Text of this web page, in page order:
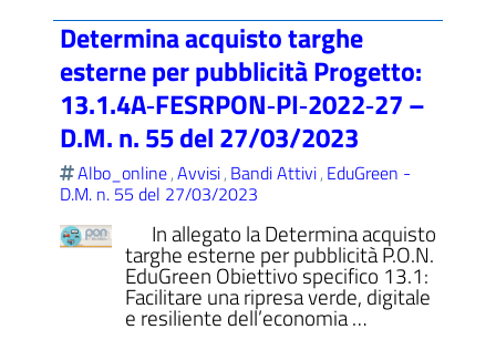
Determina acquisto targhe
esterne per pubblicità Progetto:
13.1.4A‐FESRPON‐PI‐2022‐27 –
D.M. n. 55 del 27/03/2023
Albo_online,Avvisi, Bandi Attivi, EduGreen -
D.M. n. 55 del 27/03/2023
In allegato la Determina acquisto
targhe esterne per pubblicità P.O.N.
EduGreen Obiettivo specifico 13.1:
Facilitare una ripresa verde, digitale
e resiliente dell’economia …